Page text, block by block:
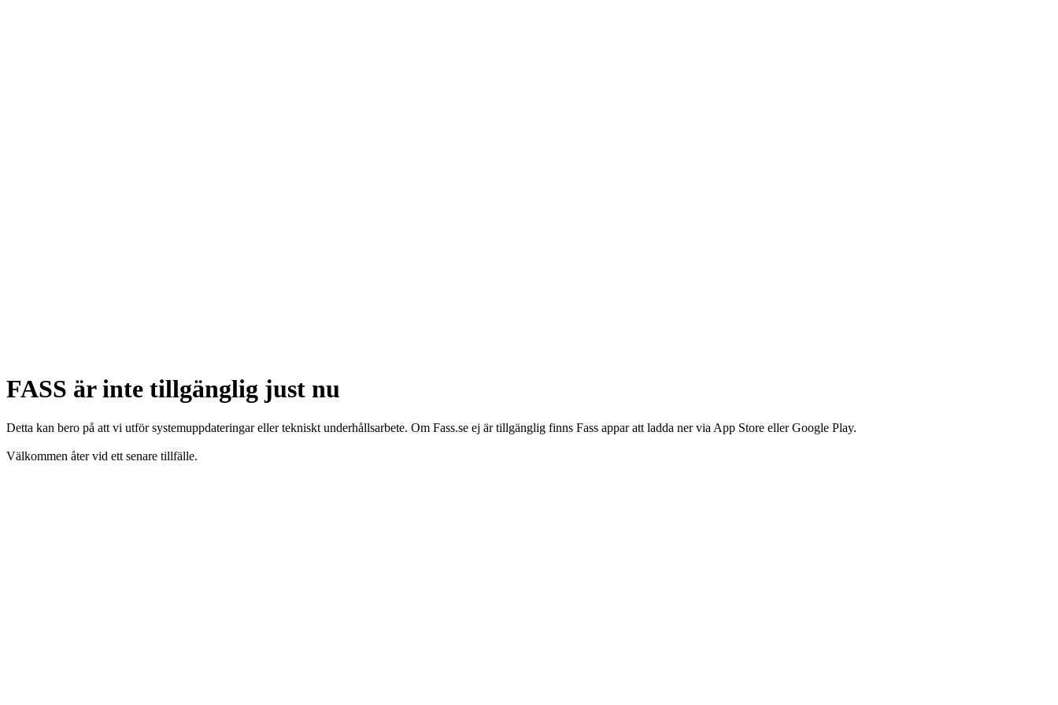
FASS är inte tillgänglig just nu
Detta kan bero på att vi utför systemuppdateringar eller tekniskt underhållsarbete. Om Fass.se ej är tillgänglig finns Fass appar att ladda ner via App Store eller Google Play.
Välkommen åter vid ett senare tillfälle.